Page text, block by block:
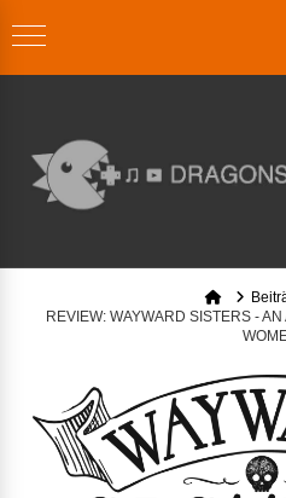
Home
REVIEW: WAYWARD SISTERS -